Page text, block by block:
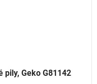
pily, Geko G81142